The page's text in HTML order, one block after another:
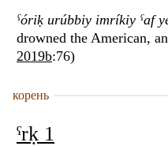
ˁóriḳ urúbbiy imríkiy ˁaf
drowned the American,
2019b:76)
корень
ˁrḳ 1